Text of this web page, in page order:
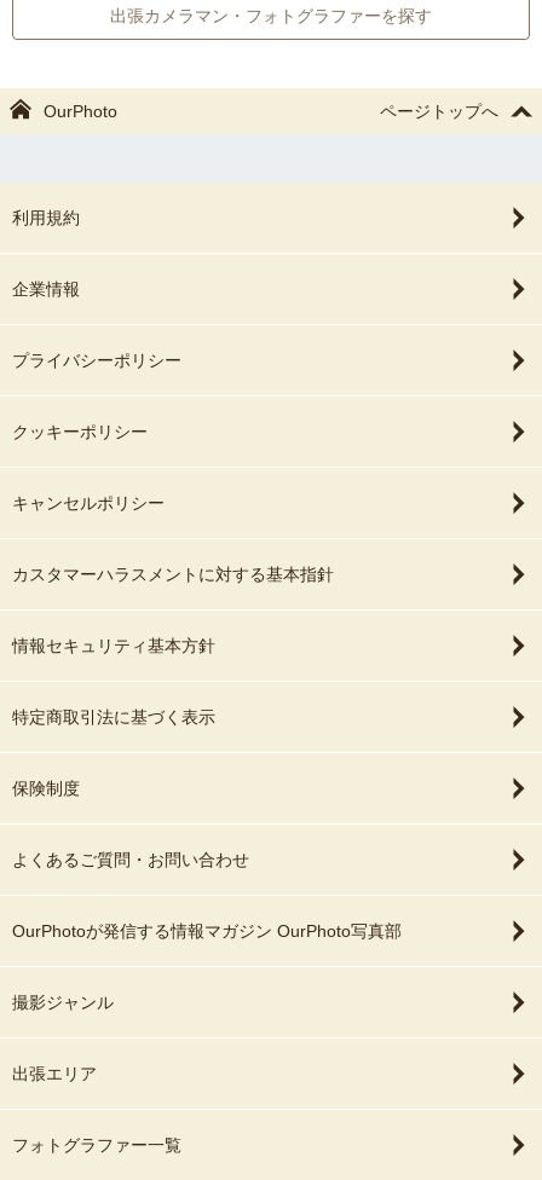
出張カメラマン・フォトグラファーを探す
OurPhoto ページトップへ
利用規約
企業情報
プライバシーポリシー
クッキーポリシー
キャンセルポリシー
カスタマーハラスメントに対する基本指針
情報セキュリティ基本方針
特定商取引法に基づく表示
保険制度
よくあるご質問・お問い合わせ
OurPhotoが発信する情報マガジン OurPhoto写真部
撮影ジャンル
出張エリア
フォトグラファー一覧